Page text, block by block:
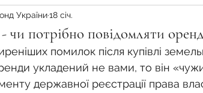
стосовно земельної сфери
Спадкування земельної
чи потрібно повідомляти
України18 січ.
помилок після купівлі
укладений не вами, то він
державної реєстрації права